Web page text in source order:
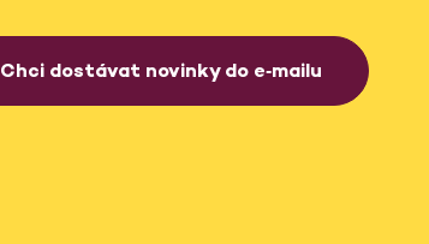
Chci dostávat novinky do e‑mailu